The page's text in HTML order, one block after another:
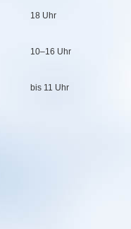
18 Uhr
10–16 Uhr
bis 11 Uhr